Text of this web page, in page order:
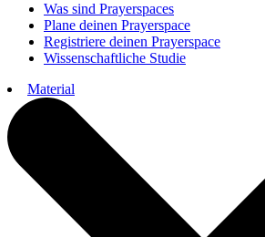
Was sind Prayerspaces
Plane deinen Prayerspace
Registriere deinen Prayerspace
Wissenschaftliche Studie
Material